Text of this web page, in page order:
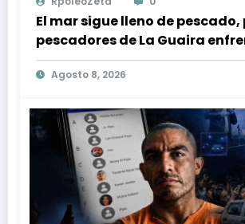
El mar sigue lleno de pescado,
pescadores de La Guaira
crisis económica tras los
Agosto 8, 2026